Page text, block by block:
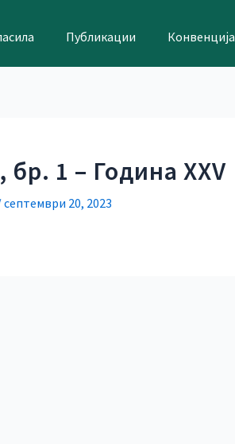
Публикации Конвенција
бр. 1 – Година XXV
септември 20, 2023